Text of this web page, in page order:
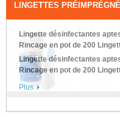
LINGETTES
Lingette désinfectantes
Rincage en pot de 200
Lingette désinfectantes
Rincage en pot de 200
Plus